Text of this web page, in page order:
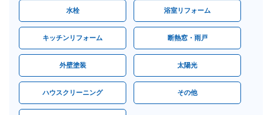
水栓 浴室リフォーム
キッチンリフォーム 断熱窓・雨戸
外壁塗装 太陽光
ハウスクリーニング その他